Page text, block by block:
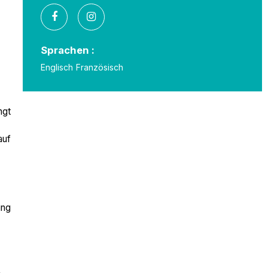
Sprachen :
Englisch Französisch